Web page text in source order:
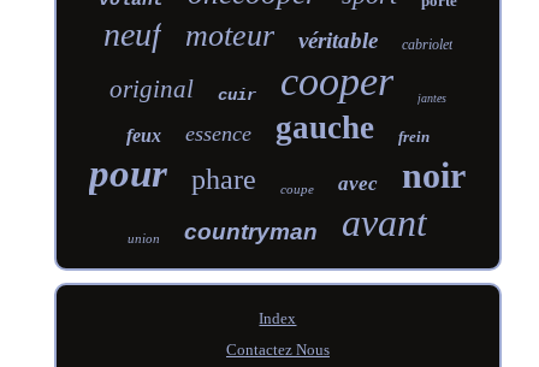
neuf moteur véritable cabriolet
original cuir cooper jantes
feux essence gauche frein
pour phare coupe avec noir
union countryman avant
Index
Contactez Nous